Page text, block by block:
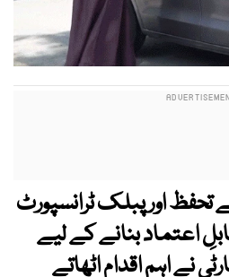
اور پبلک ٹرانسپورٹ
اعتماد بنانے کے لیے
نے اہم اقدام اٹھاتے